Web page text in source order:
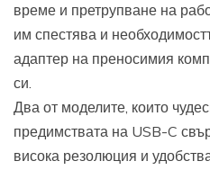
време и претрупване на
им спестява и
адаптер на преносимия
си.
Два от моделите, които
предимствата на USB-C
висока резолюция и